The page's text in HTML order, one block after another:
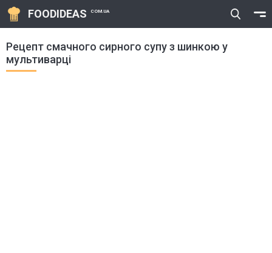
FOODIDEAS COM.UA
Рецепт смачного сирного супу з шинкою у
мультиварці